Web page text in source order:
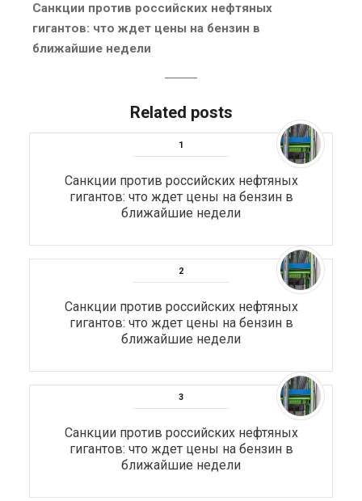
Next
post:
Санкции против российских нефтяных
гигантов: что ждет цены на бензин в
ближайшие недели
Related posts
Санкции против российских нефтяных
гигантов: что ждет цены на бензин в
ближайшие недели
Санкции против российских нефтяных
гигантов: что ждет цены на бензин в
ближайшие недели
Санкции против российских нефтяных
гигантов: что ждет цены на бензин в
ближайшие недели